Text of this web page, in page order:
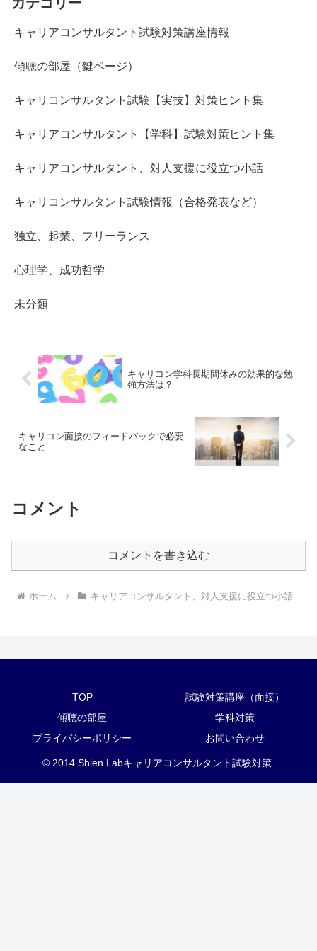
キャリアコンサルタント試験対策講座情報
傾聴の部屋（鍵ページ）
キャリコンサルタント試験【実技】対策ヒント集
キャリアコンサルタント【学科】試験対策ヒント集
キャリアコンサルタント、対人支援に役立つ小話
キャリコンサルタント試験情報（合格発表など）
独立、起業、フリーランス
心理学、成功哲学
未分類
キャリコン学科長期間休みの効果的な勉
強方法は？
キャリコン面接のフィードバックで必要
なこと
コメント
コメントを書き込む
ホーム キャリアコンサルタント、対人支援に役立つ小話
TOP
試験対策講座（面接）
傾聴の部屋
学科対策
プライバシーポリシー
お問い合わせ
© 2014 Shien.Labキャリアコンサルタント試験対策.